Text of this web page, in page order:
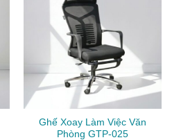
Ghế Xoay Làm Việc Văn
Phòng GTP-025